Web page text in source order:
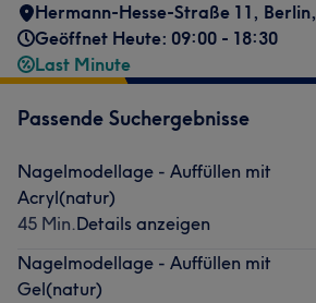
Hermann-Hesse-Straße 11, Berlin,
Geöffnet Heute: 09:00 - 18:30
Last Minute
Passende Suchergebnisse
Nagelmodellage - Auffüllen mit
Acryl(natur)
45 Min.Details anzeigen
Nagelmodellage - Auffüllen mit
Gel(natur)